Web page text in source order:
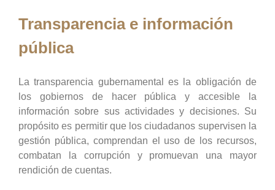
Transparencia e información
pública
La transparencia gubernamental es la obligación de
los gobiernos de hacer pública y accesible la
información sobre sus actividades y decisiones. Su
propósito es permitir que los ciudadanos supervisen la
gestión pública, comprendan el uso de los recursos,
combatan la corrupción y promuevan una mayor
rendición de cuentas.